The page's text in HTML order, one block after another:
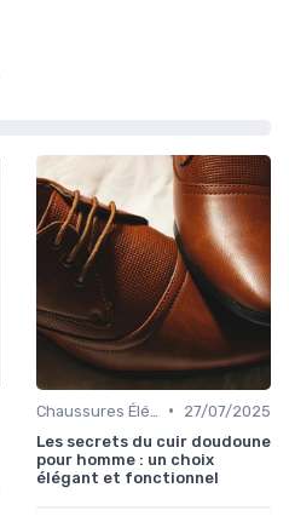
•
27/07/2025
Les secrets du cuir doudoune
pour homme : un choix
élégant et fonctionnel